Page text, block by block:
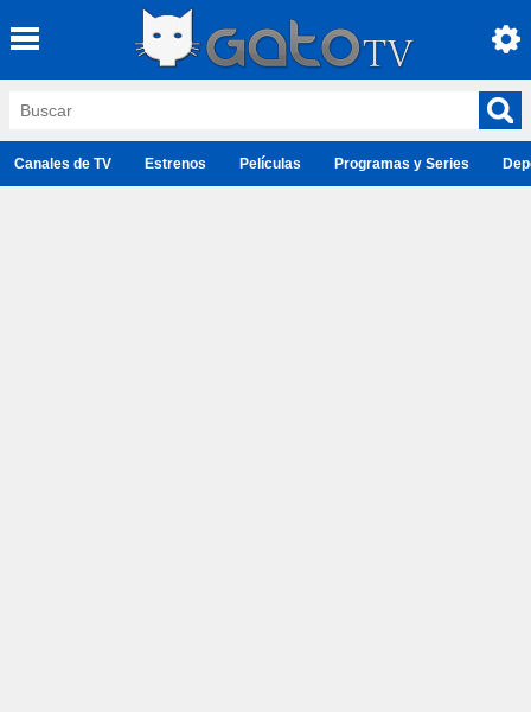
Canales de TV Estrenos Películas Programas y Series